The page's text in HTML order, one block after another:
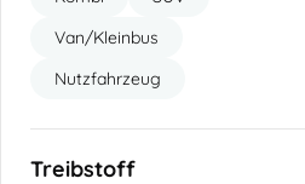
Van/Kleinbus
Nutzfahrzeug
Treibstoff